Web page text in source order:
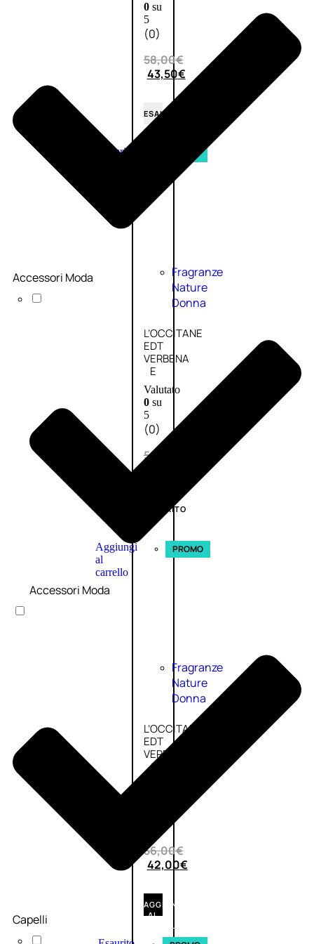
0su
5
(0)
58,00€
43,50€
ESAURITO
Esaurito PROMO
Fragranze
Nature
Donna
L’OCCITANE
EDT
VERBENA
E
Valutato
0su
5
(0)
58,00
ESAURITO
Aggiungi
al
carrello
PROMO
Fragranze
Nature
Donna
L’OCCITANE
EDT
VERBENA
1
56,00€
42,00€
AGGIUNGI
AL
CARRELLO
Accessori Moda
Accessori Moda
Capelli